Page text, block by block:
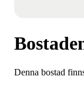
Denna bostad